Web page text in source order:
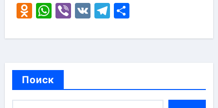
Odnoklassniki
WhatsApp
Viber
VKTelegram
Отправить
Поиск